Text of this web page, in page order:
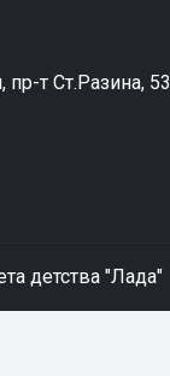
пр-т Ст.Разина, 53
детства "Лада"